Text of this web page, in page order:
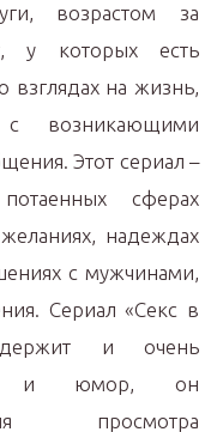
возрастом за
у которых есть
взглядах на жизнь,
возникающими
Этот сериал –
сферах
надеждах
с мужчинами,
Сериал «Секс в
и очень
и юмор, он
просмотра